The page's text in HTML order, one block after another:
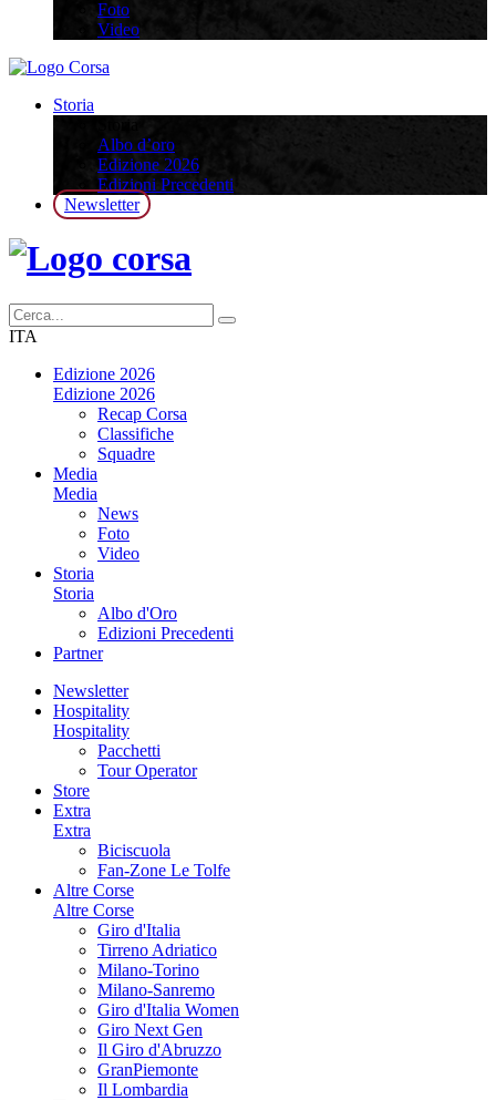
Foto
Video
Storia
Albo d’oro
Edizione 2026
Edizioni Precedenti
Newsletter
ITA
Edizione 2026
Edizione 2026
Recap Corsa
Classifiche
Squadre
Media
Media
News
Foto
Video
Storia
Storia
Albo d'Oro
Edizioni Precedenti
Partner
Newsletter
Hospitality
Hospitality
Pacchetti
Tour Operator
Store
Extra
Extra
Biciscuola
Fan-Zone Le Tolfe
Altre Corse
Altre Corse
Giro d'Italia
Tirreno Adriatico
Milano-Torino
Milano-Sanremo
Giro d'Italia Women
Giro Next Gen
Il Giro d'Abruzzo
GranPiemonte
Il Lombardia